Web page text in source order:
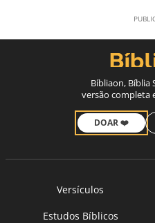
Bíbliaon, Bíblia
versão completa
DOAR ❤️
Versículos
Estudos Bíblicos